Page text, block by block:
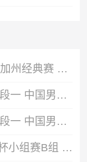
2026年07月07日NBA夏季联赛加州经典赛 热火 - 勇士 全场录像
2026年07月06日男篮世亚预阶段一 中国男篮 - 中国台北男篮 全场录像
2026年07月03日男篮世亚预阶段一 中国男篮 - 日本男篮 全场录像
2026年06月30日U17男篮世界杯小组赛B组 立陶宛U17男篮 - 中国U17男篮 全场录像